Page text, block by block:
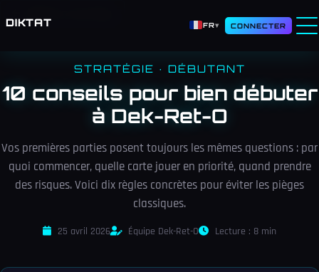
DIKTAT FR▾ CONNECTER
STRATÉGIE · DÉBUTANT
10 conseils pour bien débuter
à Dek-Ret-O
Vos premières parties posent toujours les mêmes questions : par
quoi commencer, quelle carte jouer en priorité, quand prendre
des risques. Voici dix règles concrètes pour éviter les pièges
classiques.
25 avril 2026 Équipe Dek-Ret-O Lecture : 8 min